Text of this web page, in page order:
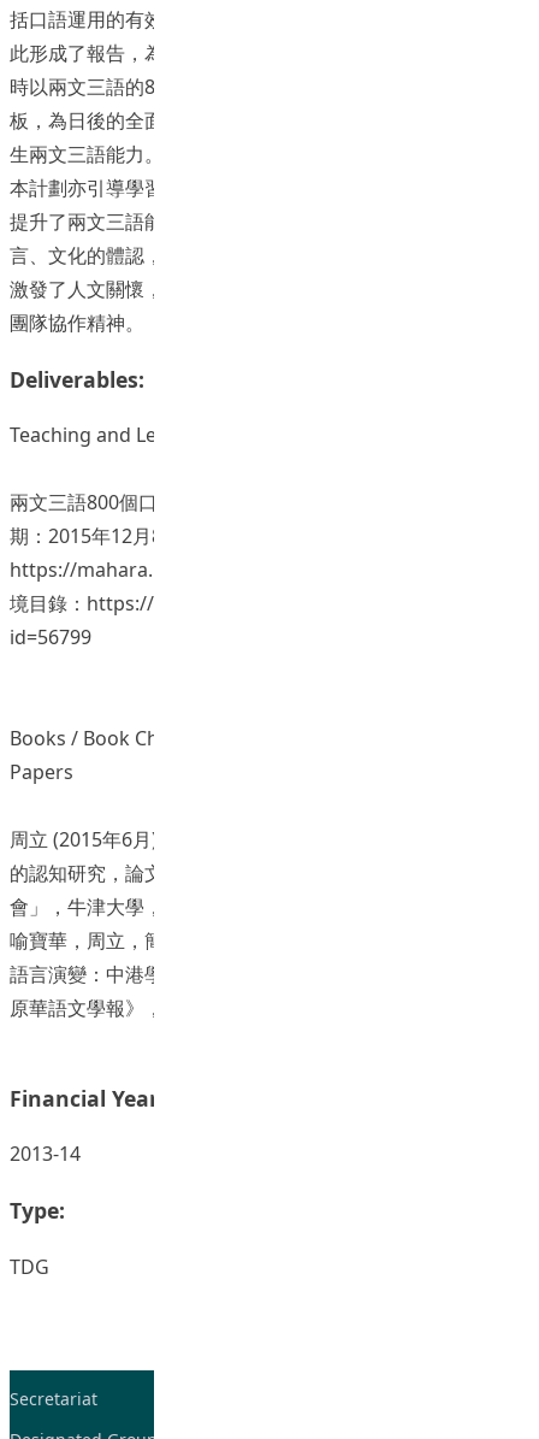
括口語運用的有效程度、規範程度、熟練程度和自然程度；據
此形成了報告，為學校語言課程發展調適提供了參考依據；同
時以兩文三語的800個口語句為基礎，初步建設了學習資源樣
板，為日後的全面推廣奠定了基礎，有針對性地全面提升了學
生兩文三語能力。
本計劃亦引導學習者善用資訊科技，發展自主學習，全面有效
提升了兩文三語能力。同時，學生藉由對族群語言和其他語
言、文化的體認，擴展了國際視野，發展了多元文化價值觀，
激發了人文關懷，引導了創新思維，培養了跨文化溝通能力和
團隊協作精神。
Deliverables:
Teaching and Learning Resources/ Materials
兩文三語800個口語句的網上注音文本及錄音 (2015)。上網日
期：2015年12月8日，檢自說明頁面：
https://mahara.ied.edu.hk/view/view.php?id=56681，語
境目錄：https://mahara.ied.edu.hk/view/view.php?
id=56799
Books / Book Chapters / Journal Articles / Conference
Papers
周立 (2015年6月)：基於語料庫的量詞“根”和“條”與名詞搭配
的認知研究，論文發表於「第13屆英國漢語教學國際研討
會」，牛津大學，牛津，英國
喻寶華，周立，簡漢乾，梁亦華。(2016)。“兩文三語環境的
語言演變：中港學生的語言選用及語言學習動機比較”。《中
原華語文學報》，卷 17，頁 81~121。
Financial Year:
2013-14
Type:
TDG
Secretariat